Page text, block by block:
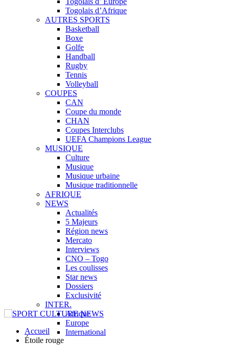
Togolais d’Afrique
AUTRES SPORTS
Basketball
Boxe
Golfe
Handball
Rugby
Tennis
Volleyball
COUPES
CAN
Coupe du monde
CHAN
Coupes Interclubs
UEFA Champions League
MUSIQUE
Culture
Musique
Musique urbaine
Musique traditionnelle
AFRIQUE
NEWS
Actualités
5 Majeurs
Région news
Mercato
Interviews
CNO – Togo
Les coulisses
Star news
Dossiers
Exclusivité
INTER.
Afrique
Europe
International
Accueil
Étoile rouge